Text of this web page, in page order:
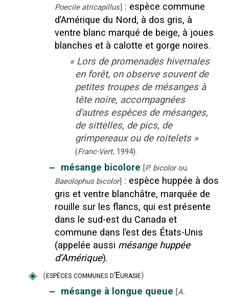
Poecile atricapillus] : espèce commune
d’Amérique du Nord, à dos gris, à
ventre blanc marqué de beige, à joues
blanches et à calotte et gorge noires.
« Lors de promenades hivernales
en forêt, on observe souvent de
petites troupes de mésanges à
tête noire, accompagnées
d'autres espèces de mésanges,
de sittelles, de pics, de
grimpereaux ou de roitelets »
(Franc-Vert, 1994).
‒ mésange bicolore [P. bicolor ou
Baeolophus bicolor] : espèce huppée à dos
gris et ventre blanchâtre, marquée de
rouille sur les flancs, qui est présente
dans le sud-est du Canada et
commune dans l’est des États-Unis
(appelée aussi mésange huppée
d’Amérique).
◈ (espèces communes d’Eurasie)
‒ mésange à longue queue [A.